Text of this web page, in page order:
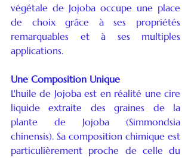
végétale de Jojoba occupe une place
de choix grâce à ses propriétés
remarquables et à ses multiples
applications.
Une Composition Unique
L'huile de Jojoba est en réalité une cire
liquide extraite des graines de la
plante de Jojoba (Simmondsia
chinensis). Sa composition chimique est
particulièrement proche de celle du